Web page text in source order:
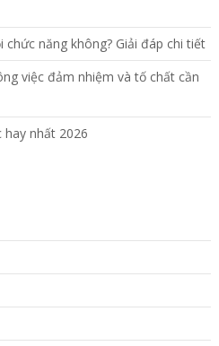
chức năng không? Giải đáp chi tiết
việc đảm nhiệm và tố chất cần
nhất 2026